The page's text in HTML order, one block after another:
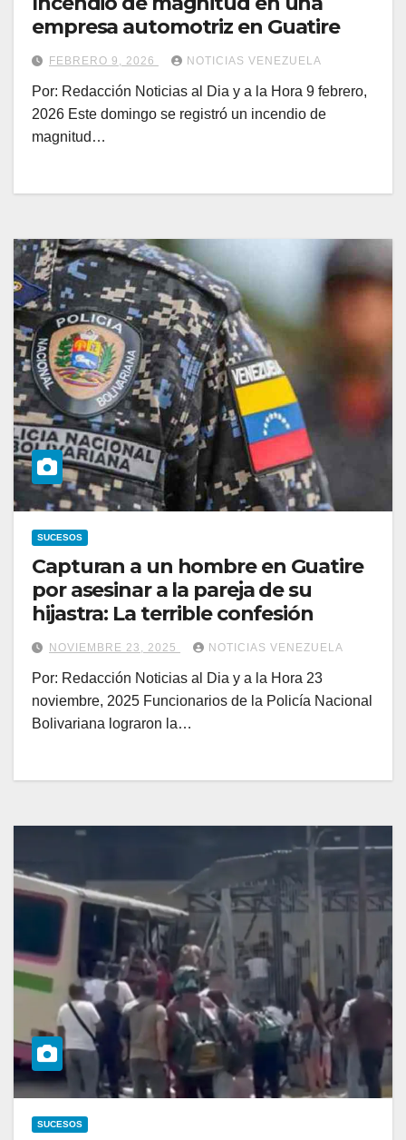
empresa automotriz en Guatire
FEBRERO 9, 2026 NOTICIAS VENEZUELA
Por: Redacción Noticias al Dia y a la Hora 9 febrero,
2026 Este domingo se registró un incendio de
magnitud…
SUCESOS
Capturan a un hombre en Guatire
por asesinar a la pareja de su
hijastra: La terrible confesión
NOVIEMBRE 23, 2025 NOTICIAS VENEZUELA
Por: Redacción Noticias al Dia y a la Hora 23
noviembre, 2025 Funcionarios de la Policía Nacional
Bolivariana lograron la…
SUCESOS